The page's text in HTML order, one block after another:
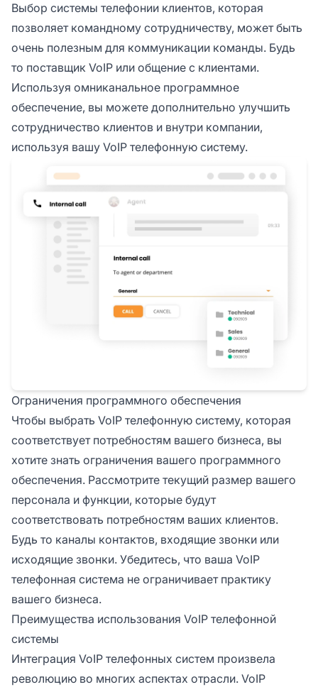
Выбор системы телефонии клиентов, которая
позволяет командному сотрудничеству, может быть
очень полезным для коммуникации команды. Будь
то поставщик VoIP или общение с клиентами.
Используя омниканальное программное
обеспечение, вы можете дополнительно улучшить
сотрудничество клиентов и внутри компании,
используя вашу VoIP телефонную систему.
Ограничения программного обеспечения
Чтобы выбрать VoIP телефонную систему, которая
соответствует потребностям вашего бизнеса, вы
хотите знать ограничения вашего программного
обеспечения. Рассмотрите текущий размер вашего
персонала и функции, которые будут
соответствовать потребностям ваших клиентов.
Будь то каналы контактов, входящие звонки или
исходящие звонки. Убедитесь, что ваша VoIP
телефонная система не ограничивает практику
вашего бизнеса.
Преимущества использования VoIP телефонной
системы
Интеграция VoIP телефонных систем произвела
революцию во многих аспектах отрасли. VoIP